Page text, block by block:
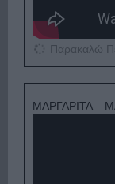
Παρακαλώ
ΜΑΡΓΑΡΙΤΑ –